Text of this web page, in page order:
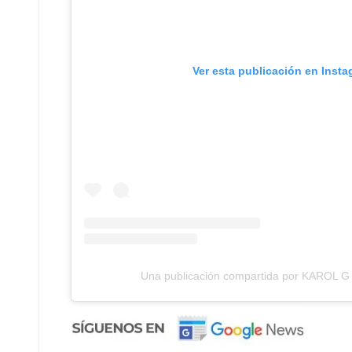
Ver esta publicación en
Una publicación compartida por KAROL